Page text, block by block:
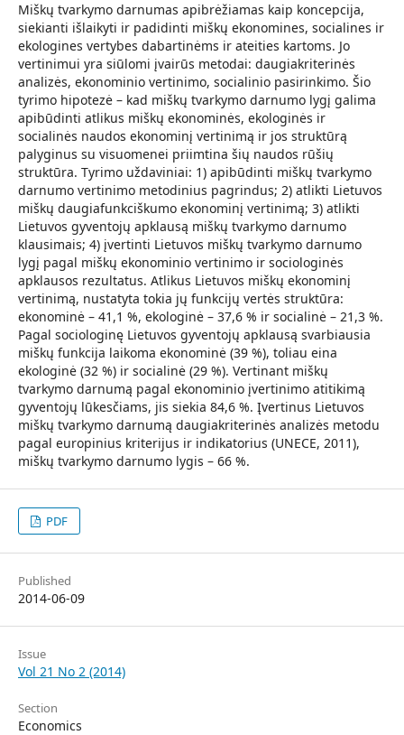
Miškų tvarkymo darnumas apibrėžiamas kaip koncepcija,
siekianti išlaikyti ir padidinti miškų ekonomines, socialines ir
ekologines vertybes dabartinėms ir ateities kartoms. Jo
vertinimui yra siūlomi įvairūs metodai: daugiakriterinės
analizės, ekonominio vertinimo, socialinio pasirinkimo. Šio
tyrimo hipotezė – kad miškų tvarkymo darnumo lygį galima
apibūdinti atlikus miškų ekonominės, ekologinės ir
socialinės naudos ekonominį vertinimą ir jos struktūrą
palyginus su visuomenei priimtina šių naudos rūšių
struktūra. Tyrimo uždaviniai: 1) apibūdinti miškų tvarkymo
darnumo vertinimo metodinius pagrindus; 2) atlikti Lietuvos
miškų daugiafunkciškumo ekonominį vertinimą; 3) atlikti
Lietuvos gyventojų apklausą miškų tvarkymo darnumo
klausimais; 4) įvertinti Lietuvos miškų tvarkymo darnumo
lygį pagal miškų ekonominio vertinimo ir sociologinės
apklausos rezultatus. Atlikus Lietuvos miškų ekonominį
vertinimą, nustatyta tokia jų funkcijų vertės struktūra:
ekonominė – 41,1 %, ekologinė – 37,6 % ir socialinė – 21,3 %.
Pagal sociologinę Lietuvos gyventojų apklausą svarbiausia
miškų funkcija laikoma ekonominė (39 %), toliau eina
ekologinė (32 %) ir socialinė (29 %). Vertinant miškų
tvarkymo darnumą pagal ekonominio įvertinimo atitikimą
gyventojų lūkesčiams, jis siekia 84,6 %. Įvertinus Lietuvos
miškų tvarkymo darnumą daugiakriterinės analizės metodu
pagal europinius kriterijus ir indikatorius (UNECE, 2011),
miškų tvarkymo darnumo lygis – 66 %.
PDF
Published
2014-06-09
Issue
Vol 21 No 2 (2014)
Section
Economics